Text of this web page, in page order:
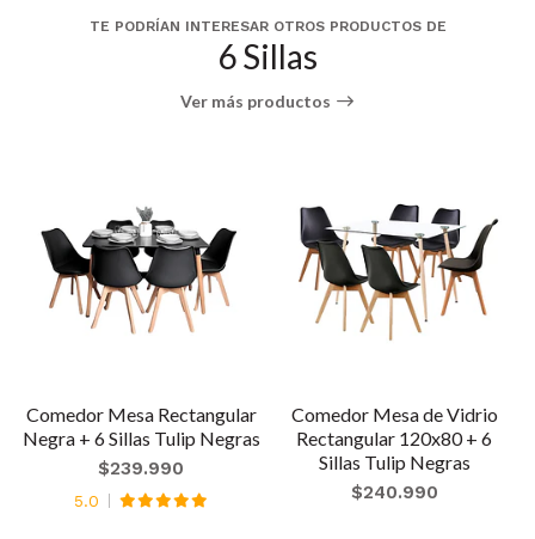
TE PODRÍAN INTERESAR OTROS PRODUCTOS DE
6 Sillas
Ver más productos
Comedor Mesa Rectangular
Negra + 6 Sillas Tulip Negras
$239.990
5.0
Comedor Mesa de Vidrio
Rectangular 120x80 + 6
Sillas Tulip Negras
$240.990